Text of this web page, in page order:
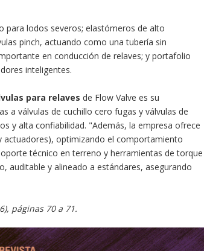
para lodos severos; elastómeros de alto
pinch, actuando como una tubería sin
en conducción de relaves; y portafolio
inteligentes.
para relaves de Flow Valve es su
a válvulas de cuchillo cero fugas y válvulas de
y alta confiabilidad. "Además, la empresa ofrece
actuadores), optimizando el comportamiento
técnico en terreno y herramientas de torque
auditable y alineado a estándares, asegurando
páginas 70 a 71.